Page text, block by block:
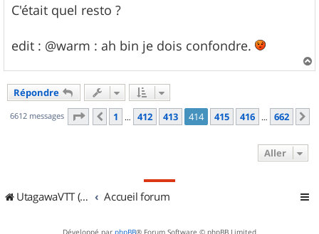
s
s
g
e
C'était quel resto ?
edit : @warm : ah bin je dois confondre.
a
Répondre
6612 messages Page 414 sur662
Précédent
1 … 412 413 414 415 416 … 662
Aller
UtagawaVTT (Randos VTT et VTTAE avec traces GPS) Accueil forum